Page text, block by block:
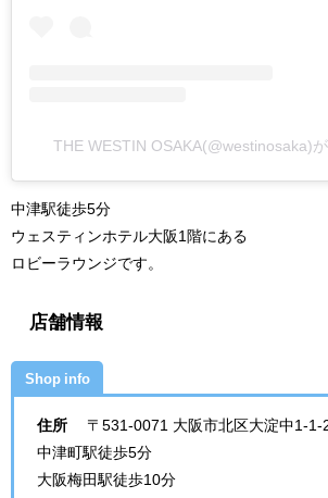
THE WESTIN OSAKA(@westinosaka)
中津駅徒歩5分
ウェスティンホテル大阪1階にある
ロビーラウンジです。
店舗情報
Shop info
住所 〒531-0071 大阪市北区大淀中1-1-
中津町駅徒歩5分
大阪梅田駅徒歩10分